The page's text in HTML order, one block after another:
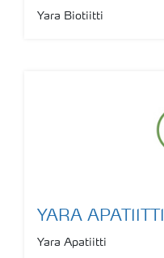
Yara Biotiitti
YARA APATIITTI
Yara Apatiitti